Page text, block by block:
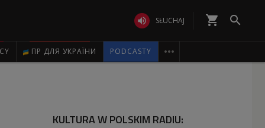
 SŁUCHAJ shopping_cart 
ПР ДЛЯ УКРАЇНИ PODCASTY 
KULTURA W POLSKIM RADIU: